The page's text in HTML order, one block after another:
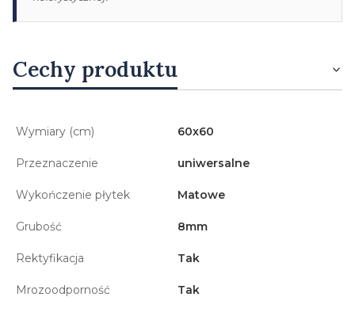
Cechy produktu
Wymiary (cm) 60x60
Przeznaczenie uniwersalne
Wykończenie płytek Matowe
Grubość 8mm
Rektyfikacja Tak
Mrozoodporność Tak